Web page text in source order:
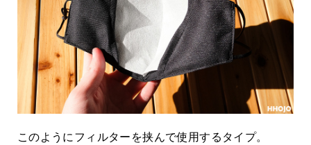
このようにフィルターを挟んで使用するタイプ。